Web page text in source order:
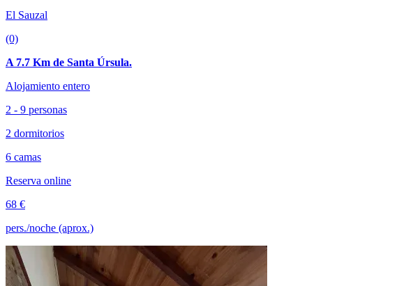
El Sauzal
(0)
A 7.7 Km de Santa Úrsula.
Alojamiento entero
2 - 9 personas
2 dormitorios
6 camas
Reserva online
68 €
pers./noche (aprox.)